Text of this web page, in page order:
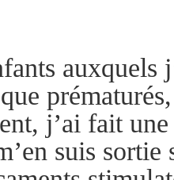
auxquels
j’ai fait
suis